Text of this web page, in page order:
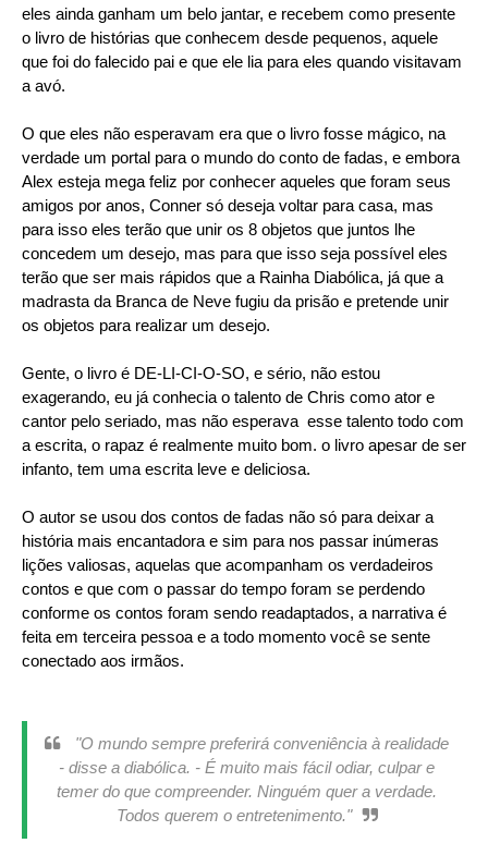
eles ainda ganham um belo jantar, e recebem como presente
o livro de histórias que conhecem desde pequenos, aquele
que foi do falecido pai e que ele lia para eles quando visitavam
a avó.
O que eles não esperavam era que o livro fosse mágico, na
verdade um portal para o mundo do conto de fadas, e embora
Alex esteja mega feliz por conhecer aqueles que foram seus
amigos por anos, Conner só deseja voltar para casa, mas
para isso eles terão que unir os 8 objetos que juntos lhe
concedem um desejo, mas para que isso seja possível eles
terão que ser mais rápidos que a Rainha Diabólica, já que a
madrasta da Branca de Neve fugiu da prisão e pretende unir
os objetos para realizar um desejo.
Gente, o livro é DE-LI-CI-O-SO, e sério, não estou
exagerando, eu já conhecia o talento de Chris como ator e
cantor pelo seriado, mas não esperava esse talento todo com
a escrita, o rapaz é realmente muito bom. o livro apesar de ser
infanto, tem uma escrita leve e deliciosa.
O autor se usou dos contos de fadas não só para deixar a
história mais encantadora e sim para nos passar inúmeras
lições valiosas, aquelas que acompanham os verdadeiros
contos e que com o passar do tempo foram se perdendo
conforme os contos foram sendo readaptados, a narrativa é
feita em terceira pessoa e a todo momento você se sente
conectado aos irmãos.
"O mundo sempre preferirá conveniência à realidade
- disse a diabólica. - É muito mais fácil odiar, culpar e
temer do que compreender. Ninguém quer a verdade.
Todos querem o entretenimento."